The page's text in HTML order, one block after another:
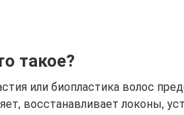
такое?
или биопластика волос
восстанавливает локоны,